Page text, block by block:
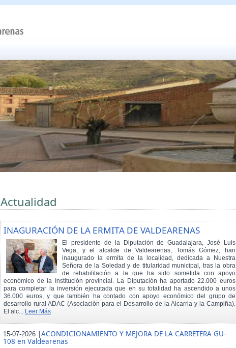
Actualidad
INAGURACIÓN DE LA ERMITA DE VALDEARENAS
El presidente de la Diputación de Guadalajara, José Luis
Vega, y el alcalde de Valdearenas, Tomás Gómez, han
inaugurado la ermita de la localidad, dedicada a Nuestra
Señora de la Soledad y de titularidad municipal, tras la obra
de rehabilitación a la que ha sido sometida con apoyo
económico de la Institución provincial. La Diputación ha aportado 22.000 euros
para completar la inversión ejecutada que en su totalidad ha ascendido a unos
36.000 euros, y que también ha contado con apoyo económico del grupo de
desarrollo rural ADAC (Asociación para el Desarrollo de la Alcarria y la Campiña).
El alc... Leer Más
15-07-2026 |ACONDICIONAMIENTO Y MEJORA DE LA CARRETERA GU-
108 en Valdearenas